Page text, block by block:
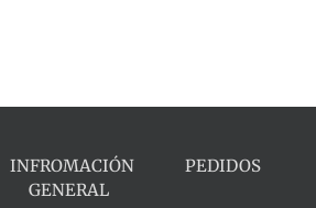
INFROMACIÓN
GENERAL
PEDIDOS